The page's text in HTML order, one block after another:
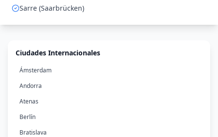
Sarre (Saarbrücken)
Ciudades Internacionales
Ámsterdam
Andorra
Atenas
Berlín
Bratislava